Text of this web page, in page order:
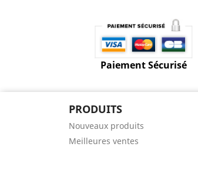
Paiement Sécurisé
PRODUITS
Nouveaux produits
Meilleures ventes